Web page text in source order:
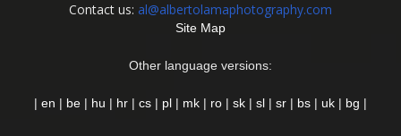
Contact us: al@albertolamaphotography.com
Site Map
Other language versions:
| en | be | hu | hr | cs | pl | mk | ro | sk | sl | sr | bs | uk | bg |